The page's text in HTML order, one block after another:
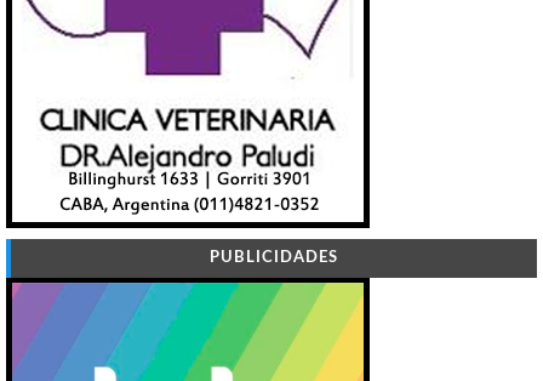
PUBLICIDADES